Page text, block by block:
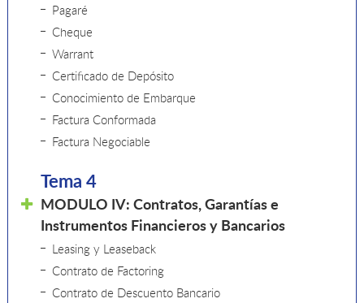
Pagaré
Cheque
Warrant
Certificado de Depósito
Conocimiento de Embarque
Factura Conformada
Factura Negociable
Tema 4
MODULO IV: Contratos, Garantías e
Instrumentos Financieros y Bancarios
Leasing y Leaseback
Contrato de Factoring
Contrato de Descuento Bancario